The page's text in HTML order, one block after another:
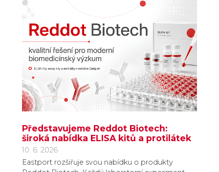
Představujeme Reddot Biotech:
široká nabídka ELISA kitů a protilátek
10. 6. 2026
Eastport rozšiřuje svou nabídku o produkty